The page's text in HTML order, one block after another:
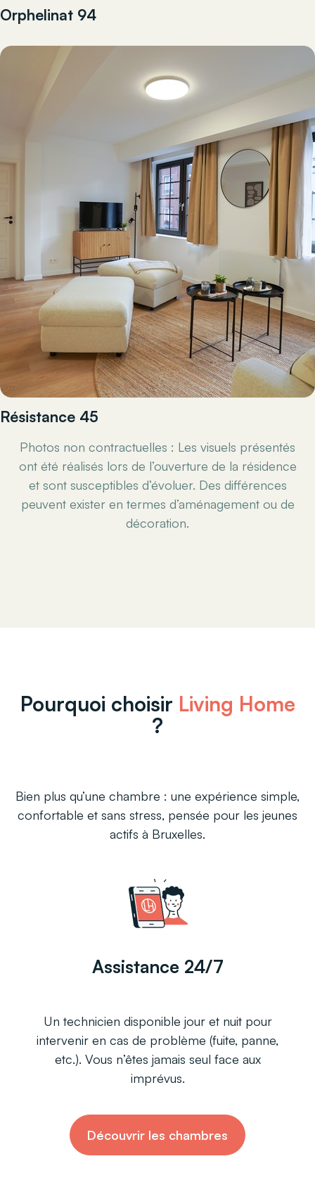
Orphelinat 94
Résistance 45
Photos non contractuelles : Les visuels présentés
ont été réalisés lors de l’ouverture de la résidence
et sont susceptibles d’évoluer. Des différences
peuvent exister en termes d’aménagement ou de
décoration.
Pourquoi choisir Living Home
?
Bien plus qu’une chambre : une expérience simple,
confortable et sans stress, pensée pour les jeunes
actifs à Bruxelles.
24/7
jour et nuit pour
de problème (fuite, panne,
jamais seul face aux
Chaque logement
équipé : mobilier,
Vous posez
Découvrir les chambres